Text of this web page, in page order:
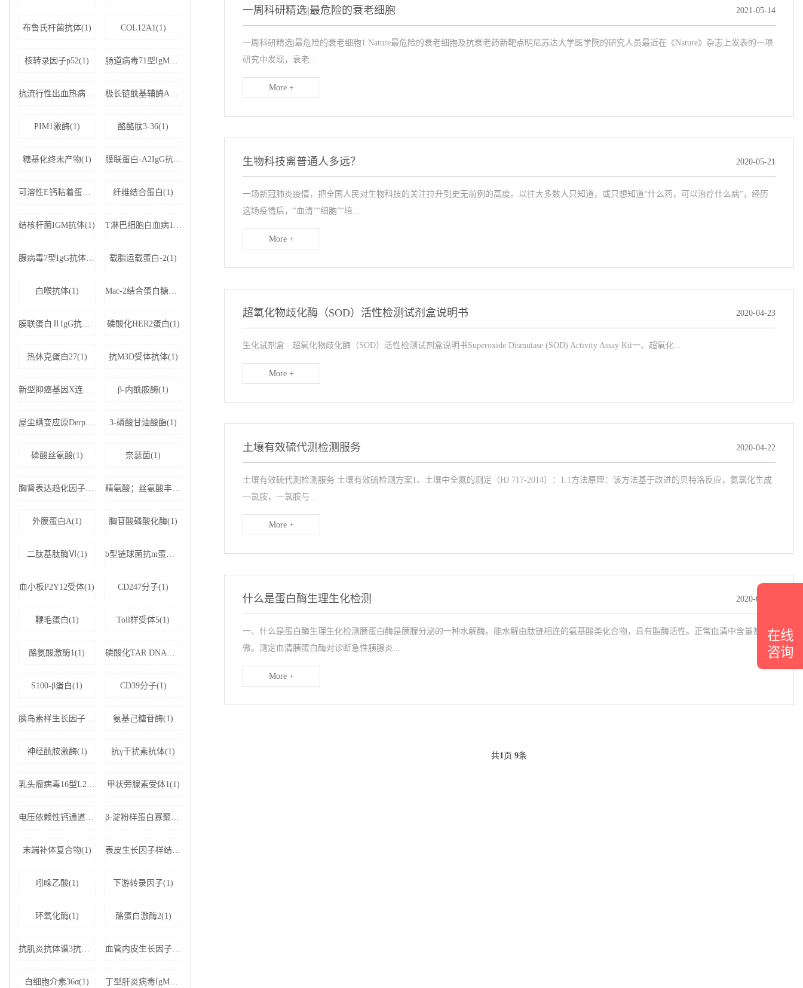
布鲁氏杆菌抗体(1) COL12A1(1)
核转录因子p52(1) 肠道病毒71型IgM抗体(1)
抗流行性出血热病毒IgM抗体(1) 极长链酰基辅酶A脱氢酶(1)
PIM1激酶(1) 酪酪肽3-36(1)
糖基化终末产物(1) 膜联蛋白-A2IgG抗体(1)
可溶性E钙粘着蛋白;可溶性上皮性钙黏附蛋白(1) 纤维结合蛋白(1)
结核杆菌IGM抗体(1) T淋巴细胞白血病1+2型病毒(1)
腺病毒7型IgG抗体(1) 载脂运载蛋白-2(1)
白喉抗体(1) Mac-2结合蛋白糖基化异构体(1)
膜联蛋白ⅡIgG抗体(1) 磷酸化HER2蛋白(1)
热休克蛋白27(1) 抗M3D受体抗体(1)
新型抑癌基因X连锁凋亡抑制蛋白相关因子-1(1) β-内酰胺酶(1)
屋尘螨变应原Derp1 IgE抗体(1) 3-磷酸甘油酸酯(1)
磷酸丝氨酸(1) 奈瑟菌(1)
胸肾表达趋化因子(1) 精氨酸；丝氨酸丰富剪接因子1(1)
外膜蛋白A(1) 胸苷酸磷酸化酶(1)
二肽基肽酶Ⅵ(1) b型链球菌抗m蛋白抗体(1)
血小板P2Y12受体(1) CD247分子(1)
鞭毛蛋白(1) Toll样受体5(1)
酪氨酸激酶1(1) 磷酸化TAR DNA结合蛋白43(1)
S100-β蛋白(1) CD39分子(1)
胰岛素样生长因子结合蛋白5(1) 氨基己糖苷酶(1)
神经酰胺激酶(1) 抗γ干扰素抗体(1)
乳头瘤病毒16型L2蛋白(1) 甲状旁腺素受体1(1)
电压依赖性钙通道亚基α-2D1(1) β-淀粉样蛋白寡聚体(1)
末端补体复合物(1) 表皮生长因子样结构域蛋白7(1)
吲哚乙酸(1) 下游转录因子(1)
环氧化酶(1) 酪蛋白激酶2(1)
抗肌炎抗体谱3抗体IgG(1) 血管内皮生长因子受体2(1)
白细胞介素36α(1) 丁型肝炎病毒IgM抗体(1)
一周科研精选|最危险的衰老细胞 2021-05-14
一周科研精选|最危险的衰老细胞1.Nature最危险的衰老细胞及抗衰老药新靶点明尼苏达大学医学院的研究人员最近在《Nature》杂志上发表的一项
研究中发现，衰老...
More +
生物科技离普通人多远？ 2020-05-21
一场新冠肺炎疫情，把全国人民对生物科技的关注拉升到史无前例的高度。以往大多数人只知道，或只想知道“什么药，可以治疗什么病”，经历
这场疫情后，“血清”“细胞”“培...
More +
超氧化物歧化酶（SOD）活性检测试剂盒说明书 2020-04-23
生化试剂盒 - 超氧化物歧化酶（SOD）活性检测试剂盒说明书Superoxide Dismutase (SOD) Activity Assay Kit一、超氧化...
More +
土壤有效硫代测检测服务 2020-04-22
土壤有效硫代测检测服务 土壤有效硫检测方案1、土壤中全氮的测定（HJ 717-2014）：1.1方法原理：该方法基于改进的贝特洛反应，氨氯化生成
一氯胺，一氯胺与...
More +
什么是蛋白酶生理生化检测 2020-04-21
一、什么是蛋白酶生理生化检测胰蛋白酶是胰腺分泌的一种水解酶。能水解由肽链相连的氨基酸类化合物，具有酯酶活性。正常血清中含量甚
微。测定血清胰蛋白酶对诊断急性胰腺炎...
More +
共1页 9条
在线
咨询